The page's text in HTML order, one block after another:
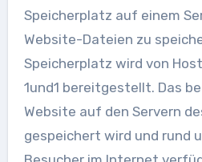
Speicherplatz auf einem
Website-Dateien zu
Speicherplatz wird von
1und1 bereitgestellt. Das
Website auf den Servern
gespeichert wird und rund